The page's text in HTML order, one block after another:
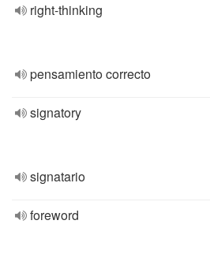
right-thinking
pensamiento correcto
signatory
signatario
foreword